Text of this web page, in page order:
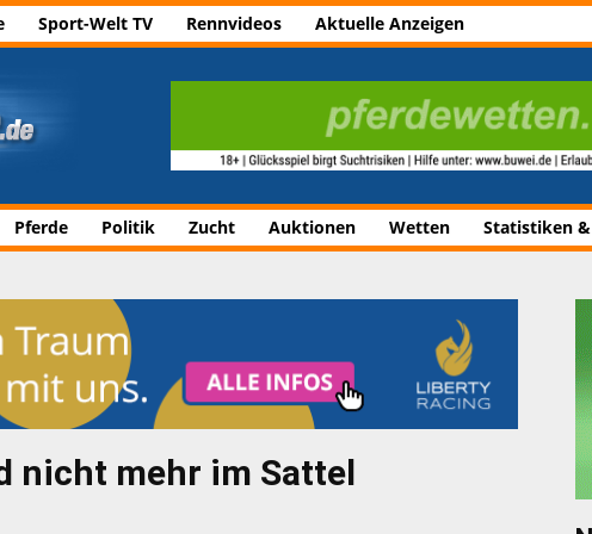
Sport-Welt TV Rennvideos Aktuelle Anzeigen
Pferde Politik Zucht Auktionen Wetten Statistiken
nicht mehr im Sattel